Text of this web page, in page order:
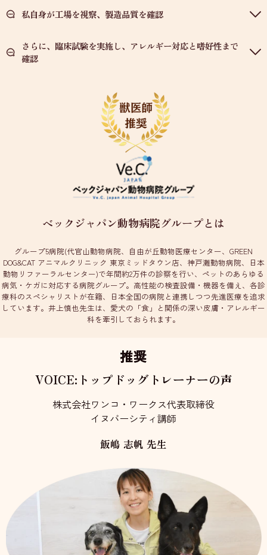
私自身が工場を視察、製造品質を確認
さらに、臨床試験を実施し、アレルギー対応と嗜好性まで
確認
ベックジャパン動物病院グループとは
グループ5病院(代官山動物病院、自由が丘動物医療センター、GREEN
DOG&CAT アニマルクリニック 東京ミッドタウン店、神戸灘動物病院、日本
動物リファーラルセンター)で年間約2万件の診察を行い、ペットのあらゆる
病気・ケガに対応する病院グループ。高性能の検査設備・機器を備え、各診
療科のスペシャリストが在籍、日本全国の病院と連携しつつ先進医療を追求
しています。井上慎也先生は、愛犬の「食」と関係の深い皮膚・アレルギー
科を牽引しておられます。
推奨
VOICE:トップドッグトレーナーの声
株式会社ワンコ・ワークス代表取締役
イヌバーシティ講師
飯嶋 志帆 先生